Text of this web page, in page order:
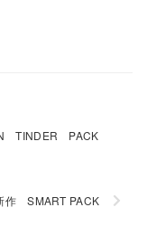
TINDER PACK
作 SMART PACK